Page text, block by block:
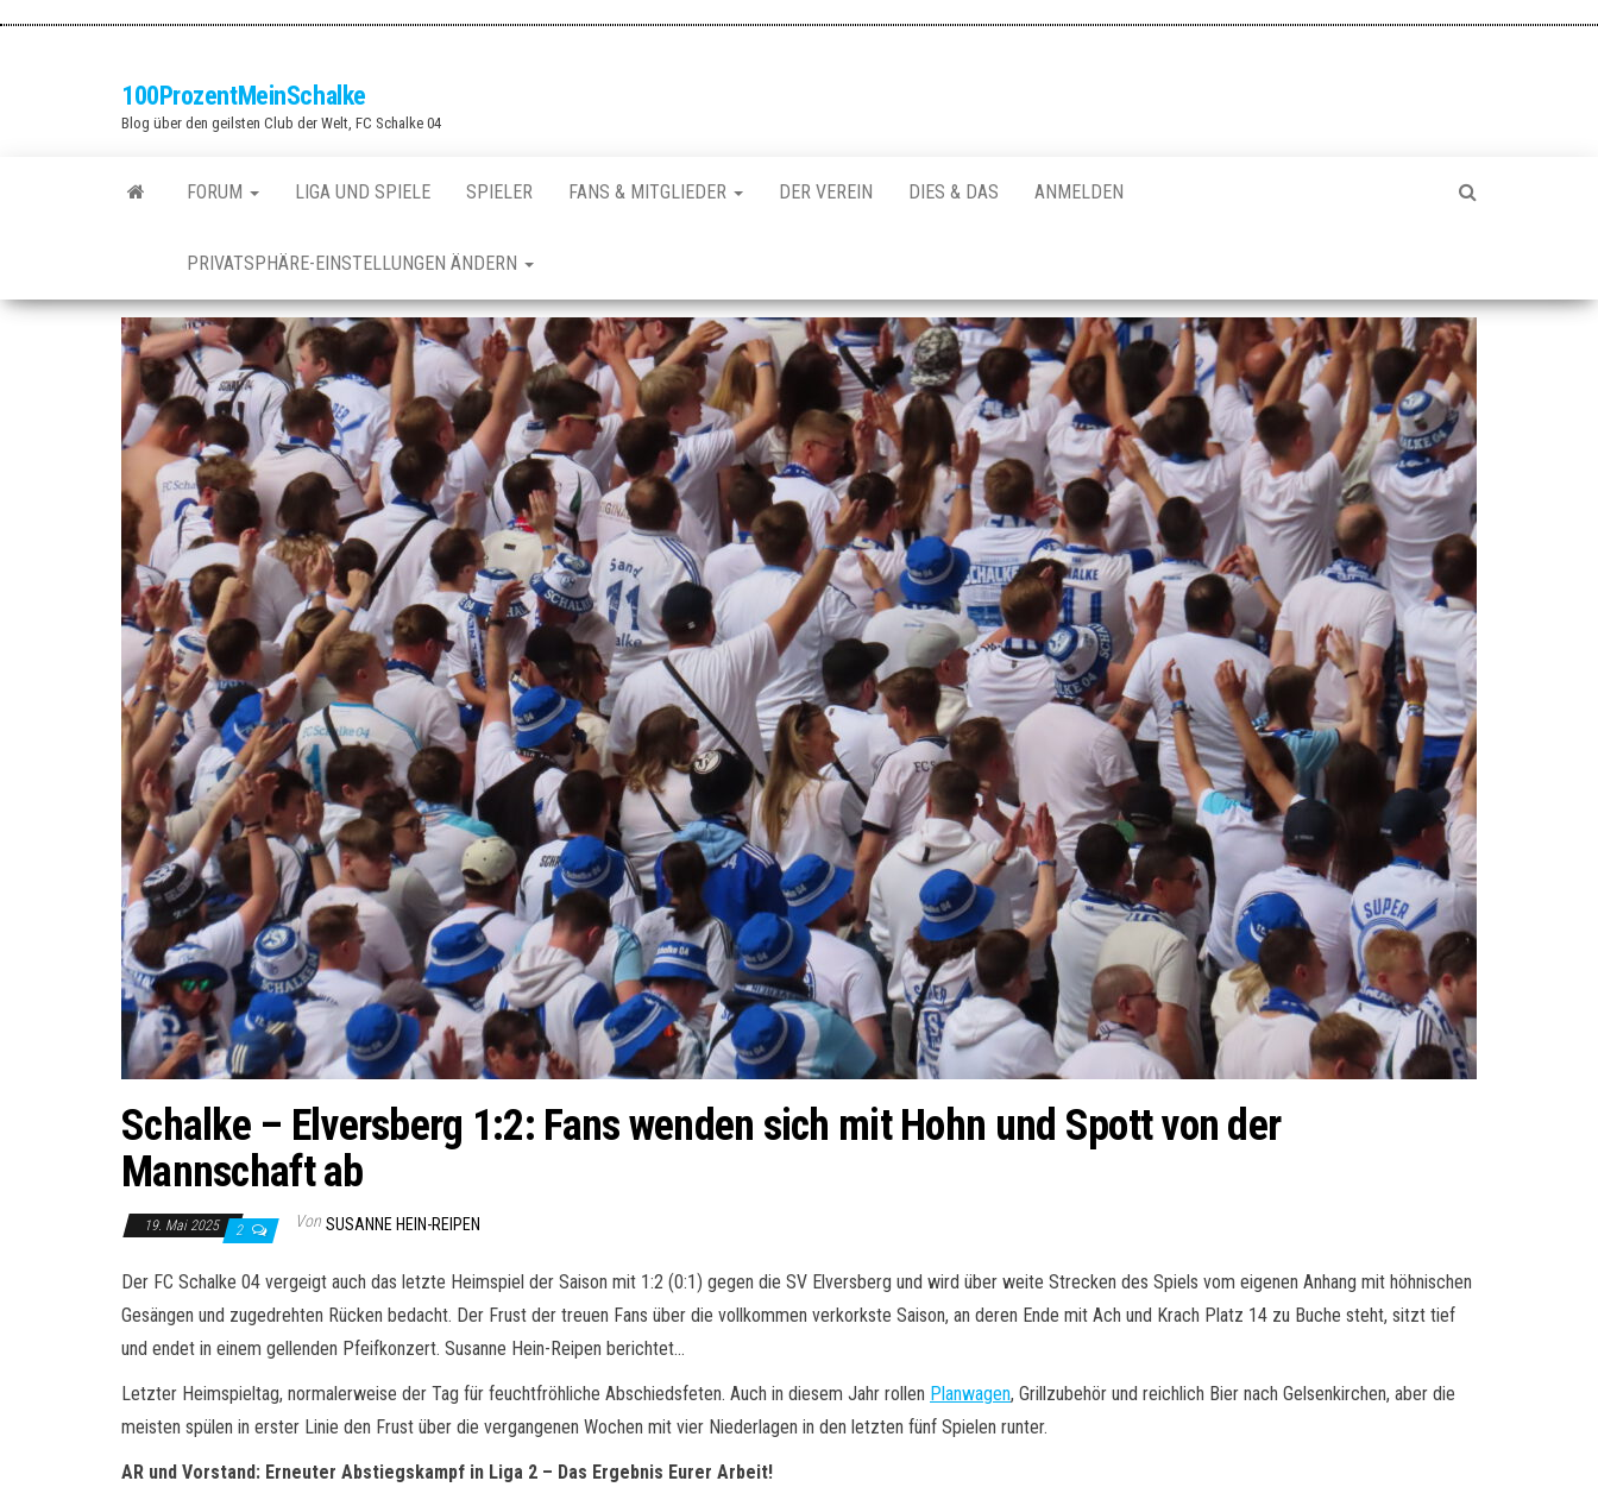
100ProzentMeinSchalke
Blog über den geilsten Club der Welt, FC Schalke 04
FORUM LIGA UND SPIELE SPIELER FANS & MITGLIEDER DER VEREIN DIES & DAS ANMELDEN
PRIVATSPHÄRE-EINSTELLUNGEN ÄNDERN
Schalke – Elversberg 1:2: Fans wenden sich mit Hohn und Spott von der
Mannschaft ab
19. Mai 2025 2 Von SUSANNE HEIN-REIPEN
Der FC Schalke 04 vergeigt auch das letzte Heimspiel der Saison mit 1:2 (0:1) gegen die SV Elversberg und wird über weite Strecken des Spiels vom eigenen Anhang mit höhnischen
Gesängen und zugedrehten Rücken bedacht. Der Frust der treuen Fans über die vollkommen verkorkste Saison, an deren Ende mit Ach und Krach Platz 14 zu Buche steht, sitzt tief
und endet in einem gellenden Pfeifkonzert. Susanne Hein-Reipen berichtet…
Letzter Heimspieltag, normalerweise der Tag für feuchtfröhliche Abschiedsfeten. Auch in diesem Jahr rollen Planwagen, Grillzubehör und reichlich Bier nach Gelsenkirchen, aber die
meisten spülen in erster Linie den Frust über die vergangenen Wochen mit vier Niederlagen in den letzten fünf Spielen runter.
AR und Vorstand: Erneuter Abstiegskampf in Liga 2 – Das Ergebnis Eurer Arbeit!